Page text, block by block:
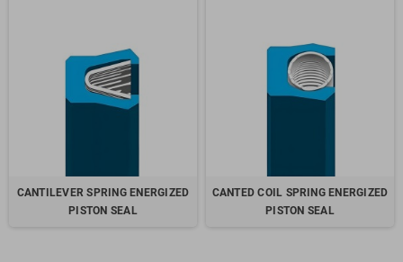
CANTED COIL SPRING ENERGIZED
PISTON SEAL
CANTILEVER SPRING ENERGIZED
PISTON SEAL